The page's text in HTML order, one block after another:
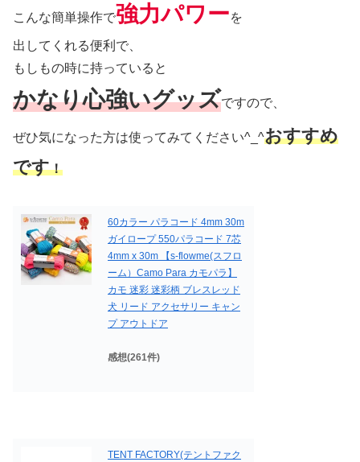
こんな簡単操作で強力パワーを
出してくれる便利で、
もしもの時に持っていると
かなり心強いグッズですので、
ぜひ気になった方は使ってみてください^_^おすすめ
です！
60カラー パラコード 4mm 30m
ガイロープ 550パラコード 7芯
4mm x 30m 【s-flowme(スフロ
ーム）Camo Para カモパラ】
カモ 迷彩 迷彩柄 ブレスレッド
犬 リード アクセサリー キャン
プ アウトドア
感想(261件)
TENT FACTORY(テントファク